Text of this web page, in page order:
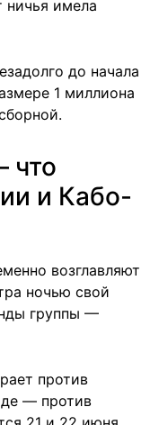
ничья имела
до начала
1 миллиона
что
и Кабо-
возглавляют
ночью свой
группы —
против
— против